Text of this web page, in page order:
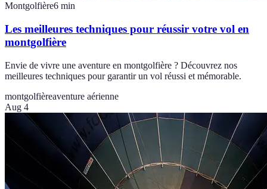
Montgolfière6 min
Les meilleures techniques pour réussir votre vol en
montgolfière
Envie de vivre une aventure en montgolfière ? Découvrez nos
meilleures techniques pour garantir un vol réussi et mémorable.
montgolfièreaventure aérienne
Aug 4